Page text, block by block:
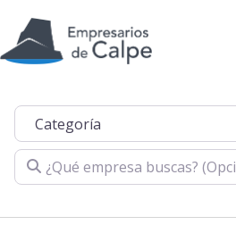
Categoría
¿Qué empresa buscas? (Opcional)